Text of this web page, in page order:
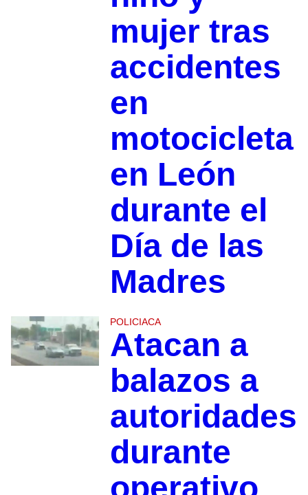
mujer tras
accidentes
en
motocicleta
en León
durante el
Día de las
Madres
POLICIACA
Atacan a
balazos a
autoridades
durante